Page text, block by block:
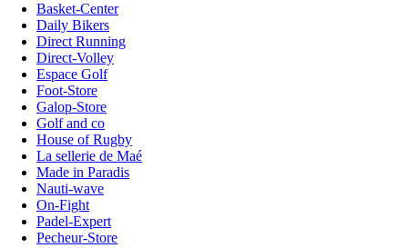
Basket-Center
Daily Bikers
Direct Running
Direct-Volley
Espace Golf
Foot-Store
Galop-Store
Golf and co
House of Rugby
La sellerie de Maé
Made in Paradis
Nauti-wave
On-Fight
Padel-Expert
Pecheur-Store